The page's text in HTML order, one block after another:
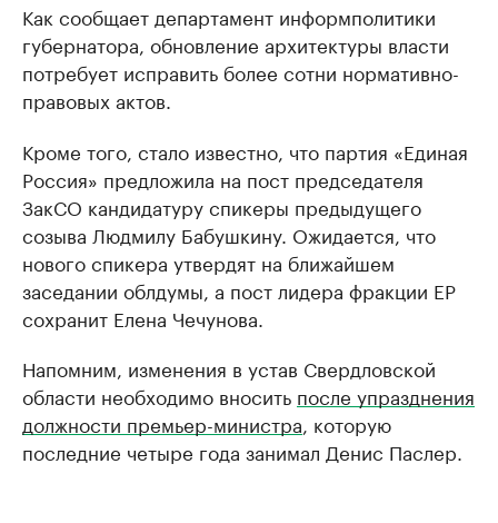
Как сообщает департамент информполитики
губернатора, обновление архитектуры власти
потребует исправить более сотни нормативно-
правовых актов.
Кроме того, стало известно, что партия «Единая
Россия» предложила на пост председателя
ЗакСО кандидатуру спикеры предыдущего
созыва Людмилу Бабушкину. Ожидается, что
нового спикера утвердят на ближайшем
заседании облдумы, а пост лидера фракции ЕР
сохранит Елена Чечунова.
Напомним, изменения в устав Свердловской
области необходимо вносить после упразднения
должности премьер-министра , которую
последние четыре года занимал Денис Паслер.